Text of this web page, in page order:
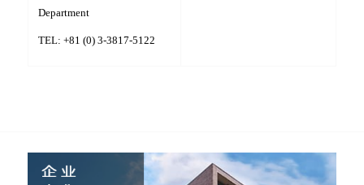
Department
TEL: +81 (0) 3-3817-5122